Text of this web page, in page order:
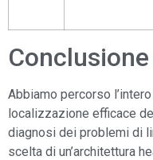
Conclusione
Abbiamo percorso
localizzazione efficace
diagnosi dei problemi di
scelta di un’architettura